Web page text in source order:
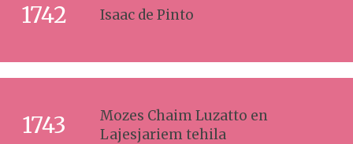
1742 Isaac de Pinto
1743
Mozes Chaim Luzatto en
Lajesjariem tehila